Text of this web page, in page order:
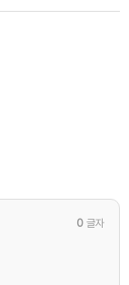
0 글자